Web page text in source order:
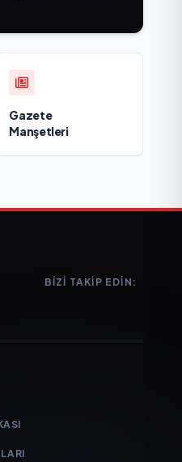
Gazete
Manşetleri
BIZI TAKIP EDIN: